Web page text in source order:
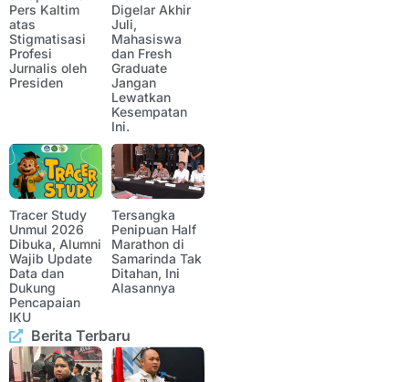
Pers Kaltim
atas
Stigmatisasi
Profesi
Jurnalis oleh
Presiden
Digelar Akhir
Juli,
Mahasiswa
dan Fresh
Graduate
Jangan
Lewatkan
Kesempatan
Ini.
Tracer Study
Unmul 2026
Dibuka, Alumni
Wajib Update
Data dan
Dukung
Pencapaian
IKU
Tersangka
Penipuan Half
Marathon di
Samarinda Tak
Ditahan, Ini
Alasannya
Berita Terbaru